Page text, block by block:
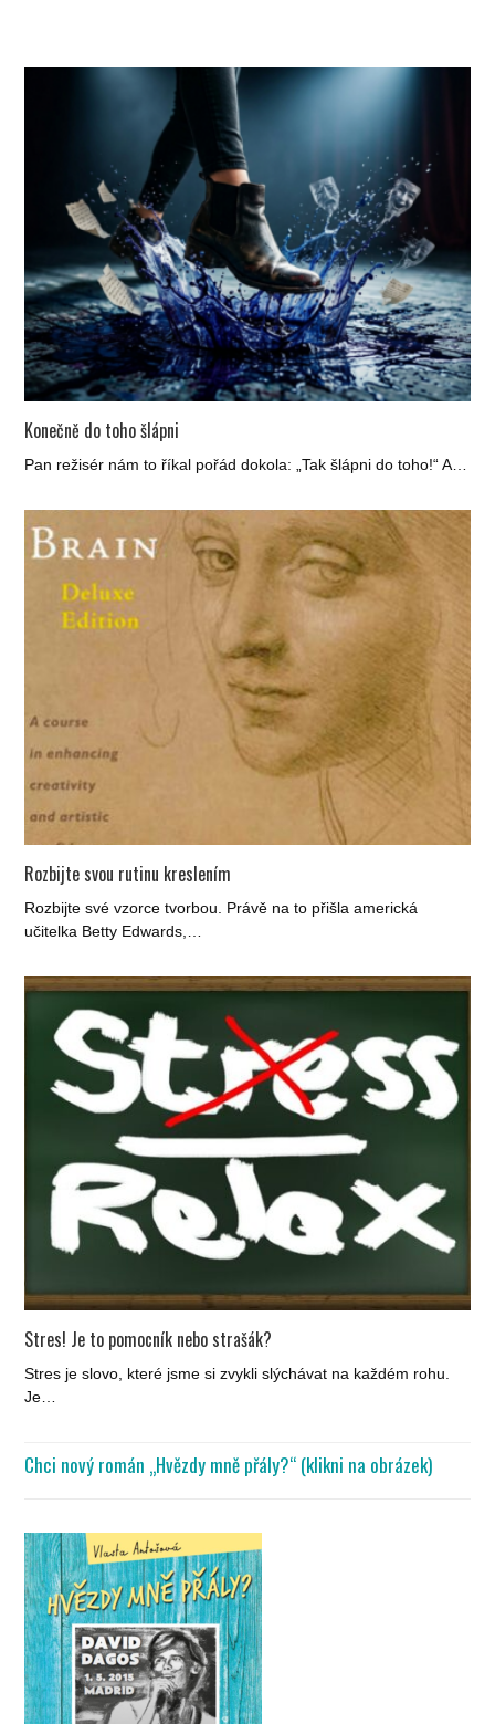
Konečně do toho šlápni
Pan režisér nám to říkal pořád dokola: „Tak šlápni do toho!“ A…
Rozbijte svou rutinu kreslením
Rozbijte své vzorce tvorbou. Právě na to přišla americká
učitelka Betty Edwards,…
Stres! Je to pomocník nebo strašák?
Stres je slovo, které jsme si zvykli slýchávat na každém rohu.
Je…
Chci nový román „Hvězdy mně přály?“ (klikni na obrázek)